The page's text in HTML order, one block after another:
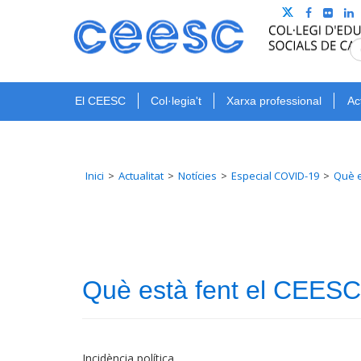
El CEESC Col·legia't Xarxa professional
Inici Actualitat Notícies Especial COVID-19 Què
Què està fent el